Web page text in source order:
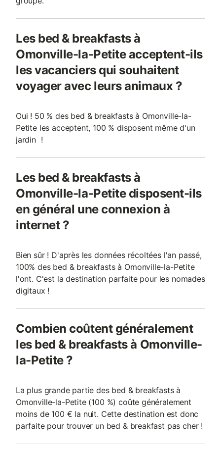
Les bed & breakfasts à
Omonville-la-Petite acceptent-ils
les vacanciers qui souhaitent
voyager avec leurs animaux ?
Oui ! 50 % des bed & breakfasts à Omonville-la-
Petite les acceptent, 100 % disposent même d'un
jardin !
Les bed & breakfasts à
Omonville-la-Petite disposent-ils
en général une connexion à
internet ?
Bien sûr ! D'après les données récoltées l'an passé,
100% des bed & breakfasts à Omonville-la-Petite
l'ont. C'est la destination parfaite pour les nomades
digitaux !
Combien coûtent généralement
les bed & breakfasts à Omonville-
la-Petite ?
La plus grande partie des bed & breakfasts à
Omonville-la-Petite (100 %) coûte généralement
moins de 100 € la nuit. Cette destination est donc
parfaite pour trouver un bed & breakfast pas cher !